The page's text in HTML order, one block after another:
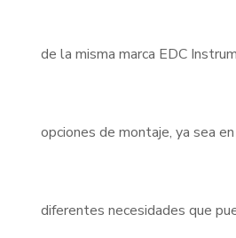
de la misma marca EDC
opciones de montaje, ya sea
diferentes necesidades que